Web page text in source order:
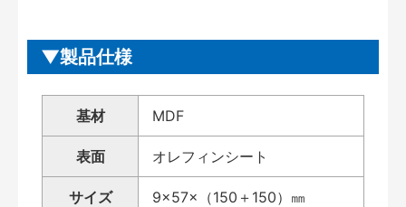
製品仕様
基材 MDF
表面 オレフィンシート
サイズ 9×57×（150＋150）㎜